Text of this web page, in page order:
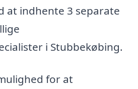
at indhente 3 separate
i Stubbekøbing.
for at